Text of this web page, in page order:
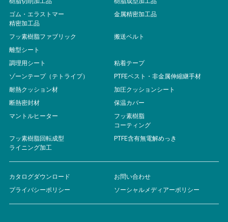
ゴム・エラストマー
精密加工品
金属精密加工品
フッ素樹脂ファブリック
搬送ベルト
離型シート
調理用シート
粘着テープ
ゾーンテープ（テトライプ）
PTFEベスト・非金属伸縮継手材
耐熱クッション材
加圧クッションシート
断熱密封材
保温カバー
マントルヒーター
フッ素樹脂
コーティング
フッ素樹脂回転成型
ライニング加工
PTFE含有無電解めっき
カタログダウンロード
お問い合わせ
プライバシーポリシー
ソーシャルメディアーポリシー